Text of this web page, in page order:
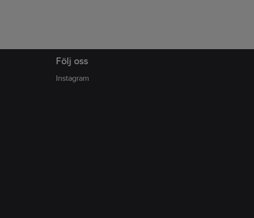
Följ oss
Instagram